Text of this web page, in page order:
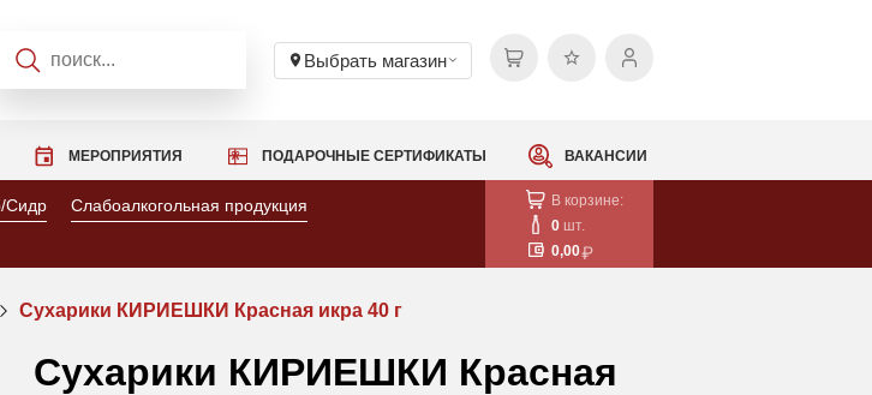
Выбрать магазин
МЕРОПРИЯТИЯ ПОДАРОЧНЫЕ СЕРТИФИКАТЫ ВАКАНСИИ
Сидр
Слабоалкогольная продукция
В корзине:
0 шт.
0,00
Сухарики КИРИЕШКИ Красная икра 40 г
Сухарики КИРИЕШКИ Красная